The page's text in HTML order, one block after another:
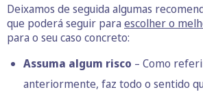
Deixamos de seguida algumas
que poderá seguir para escolher o
para o seu caso concreto:
Assuma algum risco – Como
anteriormente, faz todo o sentido